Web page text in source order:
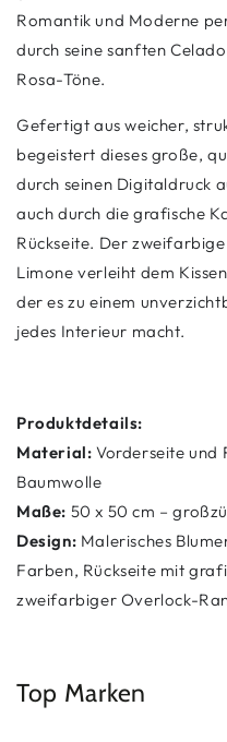
Romantik und Moderne
durch seine sanften
Rosa-Töne.
Gefertigt aus weicher,
begeistert dieses große,
durch seinen Digitaldruck
auch durch die grafische
Rückseite. Der
Limone verleiht dem
der es zu einem
jedes Interieur macht.
Produktdetails:
Material: Vorderseite und
Baumwolle
Maße: 50 x 50 cm –
Design: Malerisches
Farben, Rückseite mit
zweifarbiger Overlock-
Top Marken